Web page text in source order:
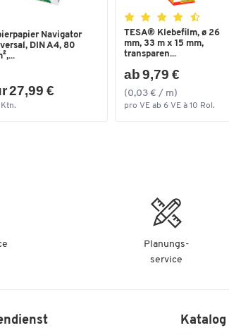
Navigator
DIN A4, 80
27,99 €
TESA® Klebefilm, ø 26
mm, 33 m x 15 mm,
transparen...
ab 9,79 €
(0,03 € / m)
pro VE ab 6 VE à 10 Rol.
Planungs-
service
Katalog